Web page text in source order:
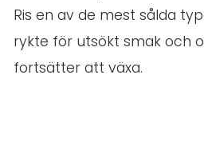
Ris en av de mest sålda
rykte för utsökt smak och
fortsätter att växa.